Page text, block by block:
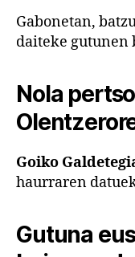
Gabonetan,
daiteke gutunen
Nola
Goiko
haurraren
Gutuna